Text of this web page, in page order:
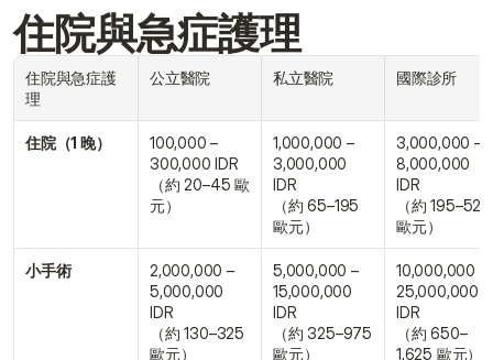
住院與急症護理
住院與急症護
理
公立醫院 私立醫院 國際診所
住院（1 晚）
100,000 –
300,000 IDR
（約 20–45 歐
元）
1,000,000 –
3,000,000
IDR
（約 65–195
歐元）
3,000,000 –
8,000,000
IDR
（約 195–520
歐元）
小手術
2,000,000 –
5,000,000
IDR
（約 130–325
歐元）
5,000,000 –
15,000,000
IDR
（約 325–975
歐元）
10,000,000 –
25,000,000
IDR
（約 650–
1,625 歐元）